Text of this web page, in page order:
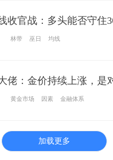
收官战：多头能否守住
林带 巫日 均线
佬：金价持续上涨，是
黄金市场 因素 金融体系
加载更多